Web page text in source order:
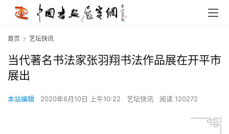
首页 艺坛快讯
当代著名书法家张羽翔书法作品展在开平市
展出
本站编辑 2020年6月10日 上午10:22 艺坛快讯 阅读 120272